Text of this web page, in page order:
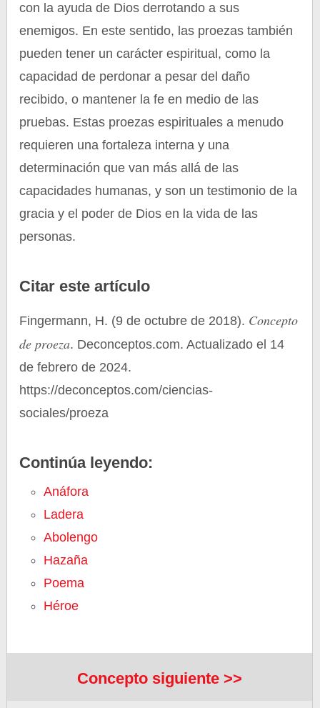
con la ayuda de Dios derrotando a sus
enemigos. En este sentido, las proezas también
pueden tener un carácter espiritual, como la
capacidad de perdonar a pesar del daño
recibido, o mantener la fe en medio de las
pruebas. Estas proezas espirituales a menudo
requieren una fortaleza interna y una
determinación que van más allá de las
capacidades humanas, y son un testimonio de la
gracia y el poder de Dios en la vida de las
personas.
Citar este artículo
Fingermann, H. (9 de octubre de 2018). Concepto
de proeza. Deconceptos.com. Actualizado el 14
de febrero de 2024.
https://deconceptos.com/ciencias-
sociales/proeza
Continúa leyendo:
Anáfora
Ladera
Abolengo
Hazaña
Poema
Héroe
Concepto siguiente >>